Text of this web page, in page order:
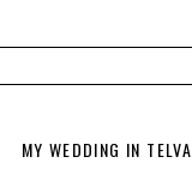
MY WEDDING IN TELVA